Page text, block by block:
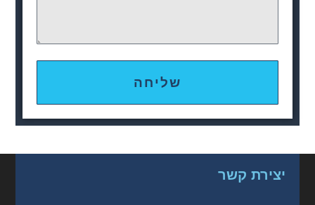
שליחה
יצירת קשר